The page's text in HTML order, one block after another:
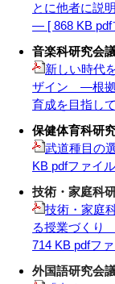
とに他者に説
― [ 868 KB pdf
音楽科研究会
新しい時代
ザイン ―根拠
育成を目指し
保健体育科研
武道種目の
KB pdfファイ
技術・家庭科
技術・家庭
る授業づくり
714 KB pdfフ
外国語研究会